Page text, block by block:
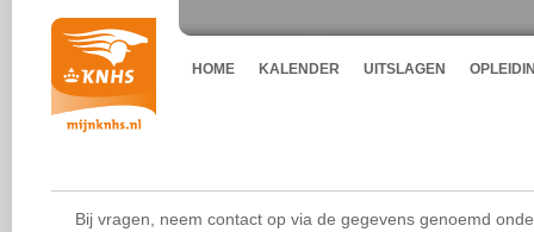
HOME KALENDER UITSLAGEN
Bij vragen, neem contact op via de gegevens genoemd